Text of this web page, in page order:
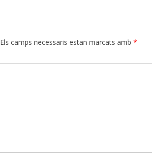
Els camps necessaris estan marcats amb *